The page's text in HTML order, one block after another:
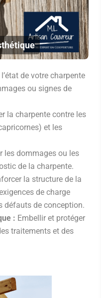
de votre charpente
ou signes de
la charpente contre les
et les
les dommages ou les
de la charpente.
la structure de la
de charge
défauts de conception.
: Embellir et protéger
traitements et des